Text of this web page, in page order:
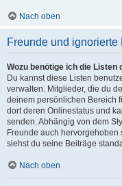
Nach oben
Freunde und ignorierte
Wozu benötige ich die Listen
Du kannst diese Listen
verwalten. Mitglieder, die du
deinem persönlichen Bereich
dort deren Onlinestatus und
senden. Abhängig von dem
Freunde auch
siehst du seine Beiträge
Nach oben